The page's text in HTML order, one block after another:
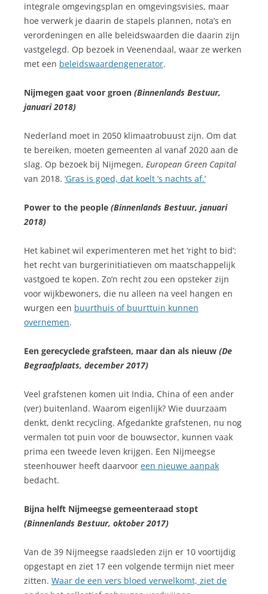
integrale omgevingsplan en omgevingsvisies, maar
hoe verwerk je daarin de stapels plannen, nota’s en
verordeningen en alle beleidswaarden die daarin zijn
vastgelegd. Op bezoek in Veenendaal, waar ze werken
met een beleidswaardengenerator.
Nijmegen gaat voor groen (Binnenlands Bestuur,
januari 2018)
Nederland moet in 2050 klimaatrobuust zijn. Om dat
te bereiken, moeten gemeenten al vanaf 2020 aan de
slag. Op bezoek bij Nijmegen, European Green Capital
van 2018. ‘Gras is goed, dat koelt ’s nachts af.’
Power to the people (Binnenlands Bestuur, januari
2018)
Het kabinet wil experimenteren met het ‘right to bid’:
het recht van burgerinitiatieven om maatschappelijk
vastgoed te kopen. Zo’n recht zou een opsteker zijn
voor wijkbewoners, die nu alleen na veel hangen en
wurgen een buurthuis of buurttuin kunnen
overnemen.
Een gerecyclede grafsteen, maar dan als nieuw (De
Begraafplaats, december 2017)
Veel grafstenen komen uit India, China of een ander
(ver) buitenland. Waarom eigenlijk? Wie duurzaam
denkt, denkt recycling. Afgedankte grafstenen, nu nog
vermalen tot puin voor de bouwsector, kunnen vaak
prima een tweede leven krijgen. Een Nijmeegse
steenhouwer heeft daarvoor een nieuwe aanpak
bedacht.
Bijna helft Nijmeegse gemeenteraad stopt
(Binnenlands Bestuur, oktober 2017)
Van de 39 Nijmeegse raadsleden zijn er 10 voortijdig
opgestapt en ziet 17 een volgende termijn niet meer
zitten. Waar de een vers bloed verwelkomt, ziet de